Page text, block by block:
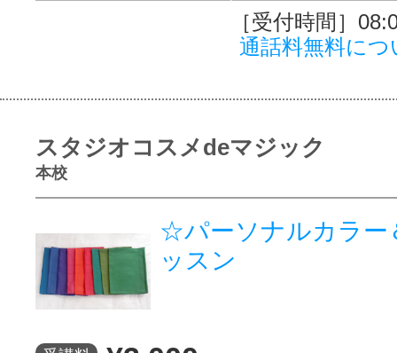
［受付時間］
通話料無料につ
スタジオコスメdeマジック
本校
☆パーソナルカラー
ッスン